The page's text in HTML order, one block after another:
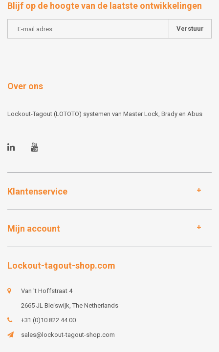
Blijf op de hoogte van de laatste ontwikkelingen
Verstuur
Over ons
Lockout-Tagout (LOTOTO) systemen van Master Lock, Brady en Abus
Klantenservice
Mijn account
Lockout-tagout-shop.com
Van 't Hoffstraat 4
2665 JL Bleiswijk, The Netherlands
+31 (0)10 822 44 00
sales@lockout-tagout-shop.com